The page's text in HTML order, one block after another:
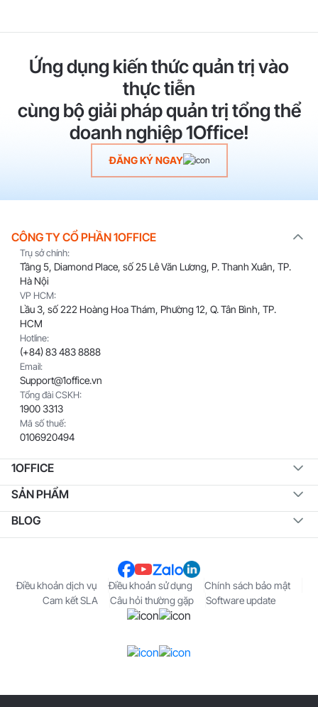
Ứng dụng kiến thức quản trị vào
thực tiễn
cùng bộ giải pháp quản trị tổng thể
doanh nghiệp 1Office!
ĐĂNG KÝ NGAY
CÔNG TY CỔ PHẦN 1OFFICE
Trụ sở chính:
Tầng 5, Diamond Place, số 25 Lê Văn Lương, P. Thanh Xuân, TP.
Hà Nội
VP HCM:
Lầu 3, số 222 Hoàng Hoa Thám, Phường 12, Q. Tân Bình, TP.
HCM
Hotline:
(+84) 83 483 8888
Email:
Support@1office.vn
Tổng đài CSKH:
1900 3313
Mã số thuế:
0106920494
1OFFICE
SẢN PHẨM
BLOG
Điều khoản dịch vụ Điều khoản sử dụng
Chính sách bảo mật
Cam kết SLA
Câu hỏi thường gặp Software update